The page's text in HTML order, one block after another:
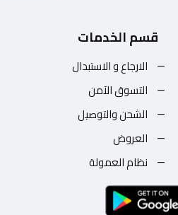
قسم الخدمات
الارجاع و الاستبدال
التسوق الآمن
الشحن والتوصيل
العروض
نظام العمولة